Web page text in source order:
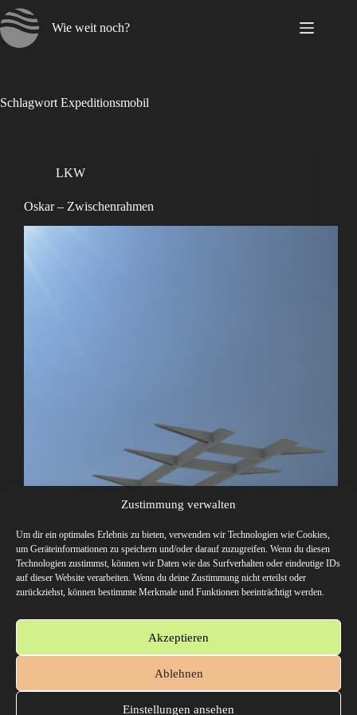
Zustimmung verwalten
Um dir ein optimales Erlebnis zu bieten, verwenden wir Technologien wie Cookies,
um Geräteinformationen zu speichern und/oder darauf zuzugreifen. Wenn du diesen
Technologien zustimmst, können wir Daten wie das Surfverhalten oder eindeutige IDs
auf dieser Website verarbeiten. Wenn du deine Zustimmung nicht erteilst oder
zurückziehst, können bestimmte Merkmale und Funktionen beeinträchtigt werden.
Akzeptieren
Ablehnen
Einstellungen ansehen
Zum
Inhalt
springen
Wie weit noch?
Schlagwort Expeditionsmobil
LKW
Oskar – Zwischenrahmen
Zwischen-, Hilfs-, oder Montagerahmen Werden mit
einem LKW Dinge transportiert, die sich nicht
verformen sollen oder können, so ist ein
Zwischenrahmen nötig. Eine Wohnkabine ist
Expeditionsmobile Zwischenrahmen. Dabei spielt
auch die Art der Aufbaulagerung…
13. August 2019